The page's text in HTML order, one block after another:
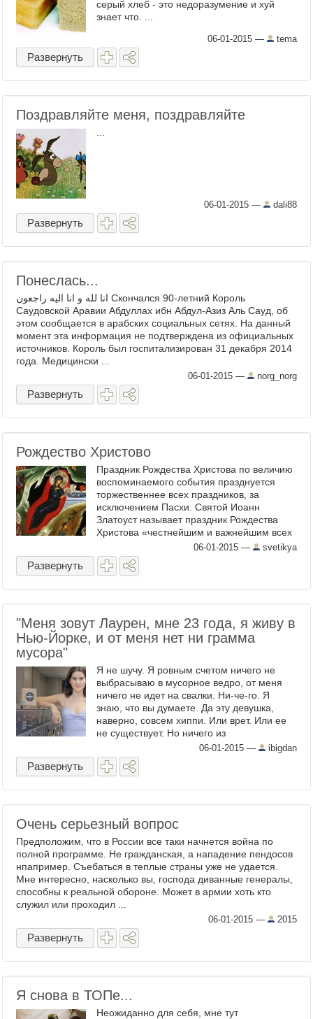
серый хлеб - это недоразумение и хуй
знает что. ...
06-01-2015 — tema
Развернуть
Поздравляйте меня, поздравляйте
06-01-2015 — dali88
Развернуть
Понеслась...
انا لله و انا اليه راجعون Скончался 90-летний Король
Саудовской Аравии Абдуллах ибн Абдул-Азиз Аль Сауд, об
этом сообщается в арабских социальных сетях. На данный
момент эта информация не подтверждена из официальных
источников. Король был госпитализирован 31 декабря 2014
года. Медицински ...
06-01-2015 — norg_norg
Развернуть
Рождество Христово
Праздник Рождества Христова по величию
воспоминаемого события празднуется
торжественнее всех праздников, за
исключением Пасхи. Святой Иоанн
Златоуст называет праздник Рождества
Христова «честнейшим и важнейшим всех
праздников», «материю всех праз ...
06-01-2015 — svetikya
Развернуть
"Меня зовут Лаурен, мне 23 года, я живу в
Нью-Йорке, и от меня нет ни грамма
мусора"
Я не шучу. Я ровным счетом ничего не
выбрасываю в мусорное ведро, от меня
ничего не идет на свалки. Ни-че-го. Я
знаю, что вы думаете. Да эту девушка,
наверно, совсем хиппи. Или врет. Или ее
не существует. Но ничего из
вышеперечисленного. Я существую.
Конечно, я не всегда жила так называе ...
06-01-2015 — ibigdan
Развернуть
Очень серьезный вопрос
Предположим, что в России все таки начнется война по
полной программе. Не гражданская, а нападение пендосов
нпапример. Съебаться в теплые страны уже не удается.
Мне интересно, насколько вы, господа диванные генералы,
способны к реальной обороне. Может в армии хоть кто
служил или проходил ...
06-01-2015 — 2015
Развернуть
Я снова в ТОПе...
Неожиданно для себя, мне тут